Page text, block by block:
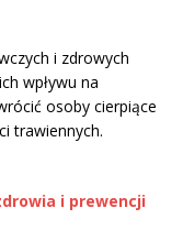
i zdrowych
wpływu na
osoby cierpiące
trawiennych.
i prewencji